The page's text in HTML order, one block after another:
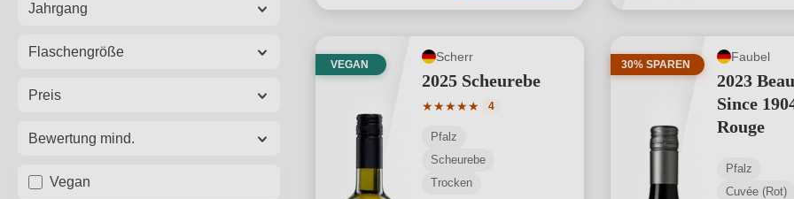
Jahrgang
Flaschengröße
Preis
Bewertung mind.
Vegan
VEGAN
Scherr
2025 Scheurebe
★★★★★
Durchschnittliche Bewertung von 5 von 5 Sternen
4
Pfalz
Scheurebe
Trocken
30% SPAREN
Faubel
2023
Since
Rouge
Pfalz
Cuvée (Rot)